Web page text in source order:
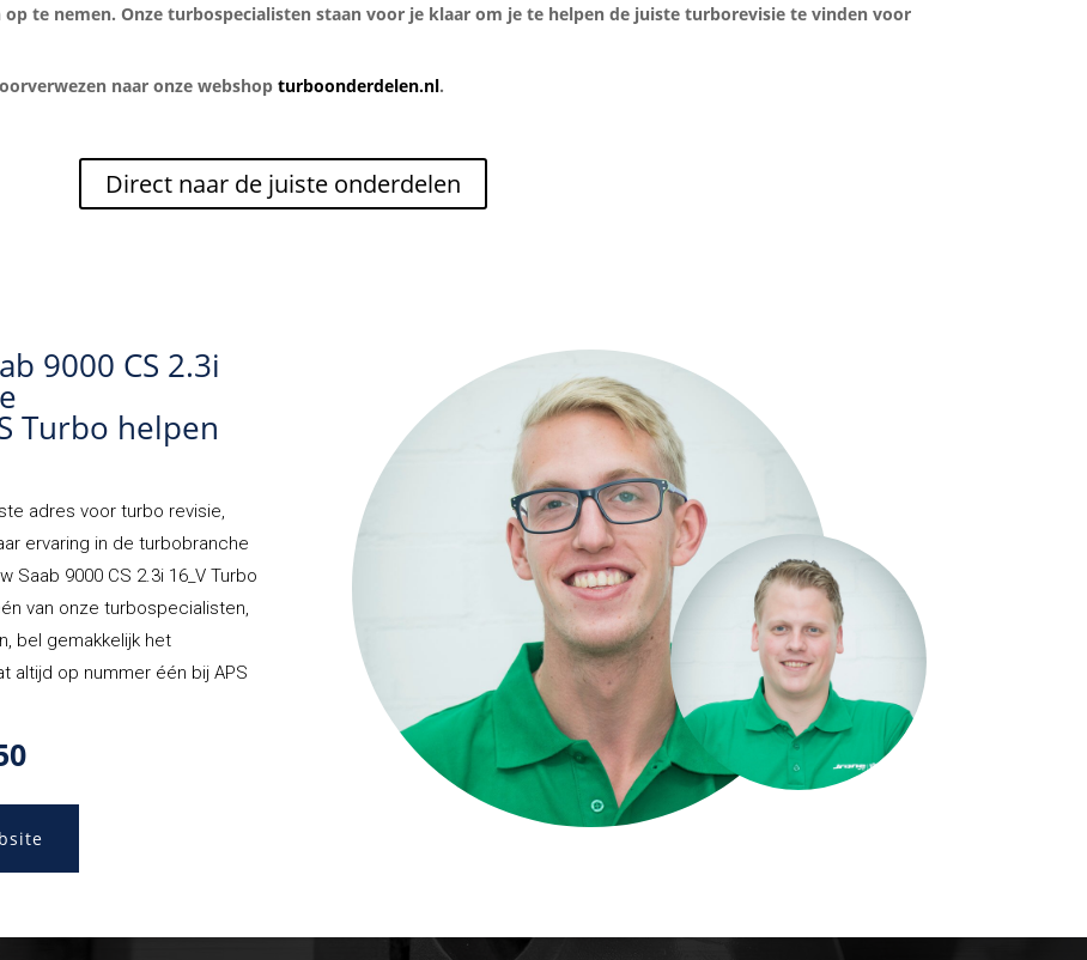
te nemen. Onze turbospecialisten staan voor je klaar om je te helpen de juiste turborevisie te vinden voor
naar onze webshopturboonderdelen.nl.
Direct naar de juiste onderdelen
9000 CS 2.3i
Turbo helpen
adres voor turbo revisie,
ervaring in de turbobranche
Saab 9000 CS 2.3i 16_V Turbo
van onze turbospecialisten,
bel gemakkelijk het
altijd op nummer één bij APS